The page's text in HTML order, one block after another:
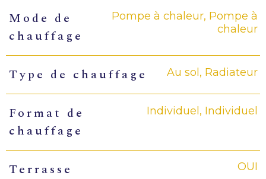
Mode de
chauffage
Pompe à chaleur, Pompe à
chaleur
Type de chauffage Au sol, Radiateur
Format de
chauffage
Individuel, Individuel
Terrasse OUI